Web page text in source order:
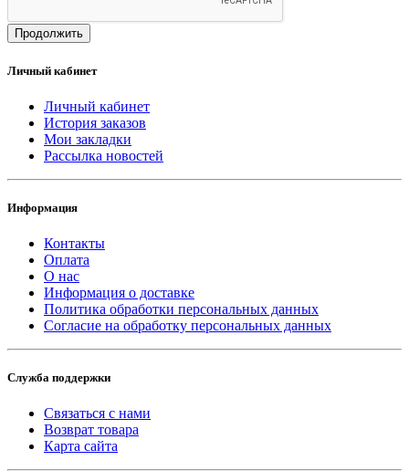
Продолжить
Личный кабинет
Личный кабинет
История заказов
Мои закладки
Рассылка новостей
Информация
Контакты
Оплата
О нас
Информация о доставке
Политика обработки персональных данных
Согласие на обработку персональных данных
Служба поддержки
Связаться с нами
Возврат товара
Карта сайта